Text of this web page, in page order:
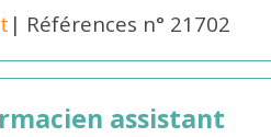
| Références n° 21702
assistant